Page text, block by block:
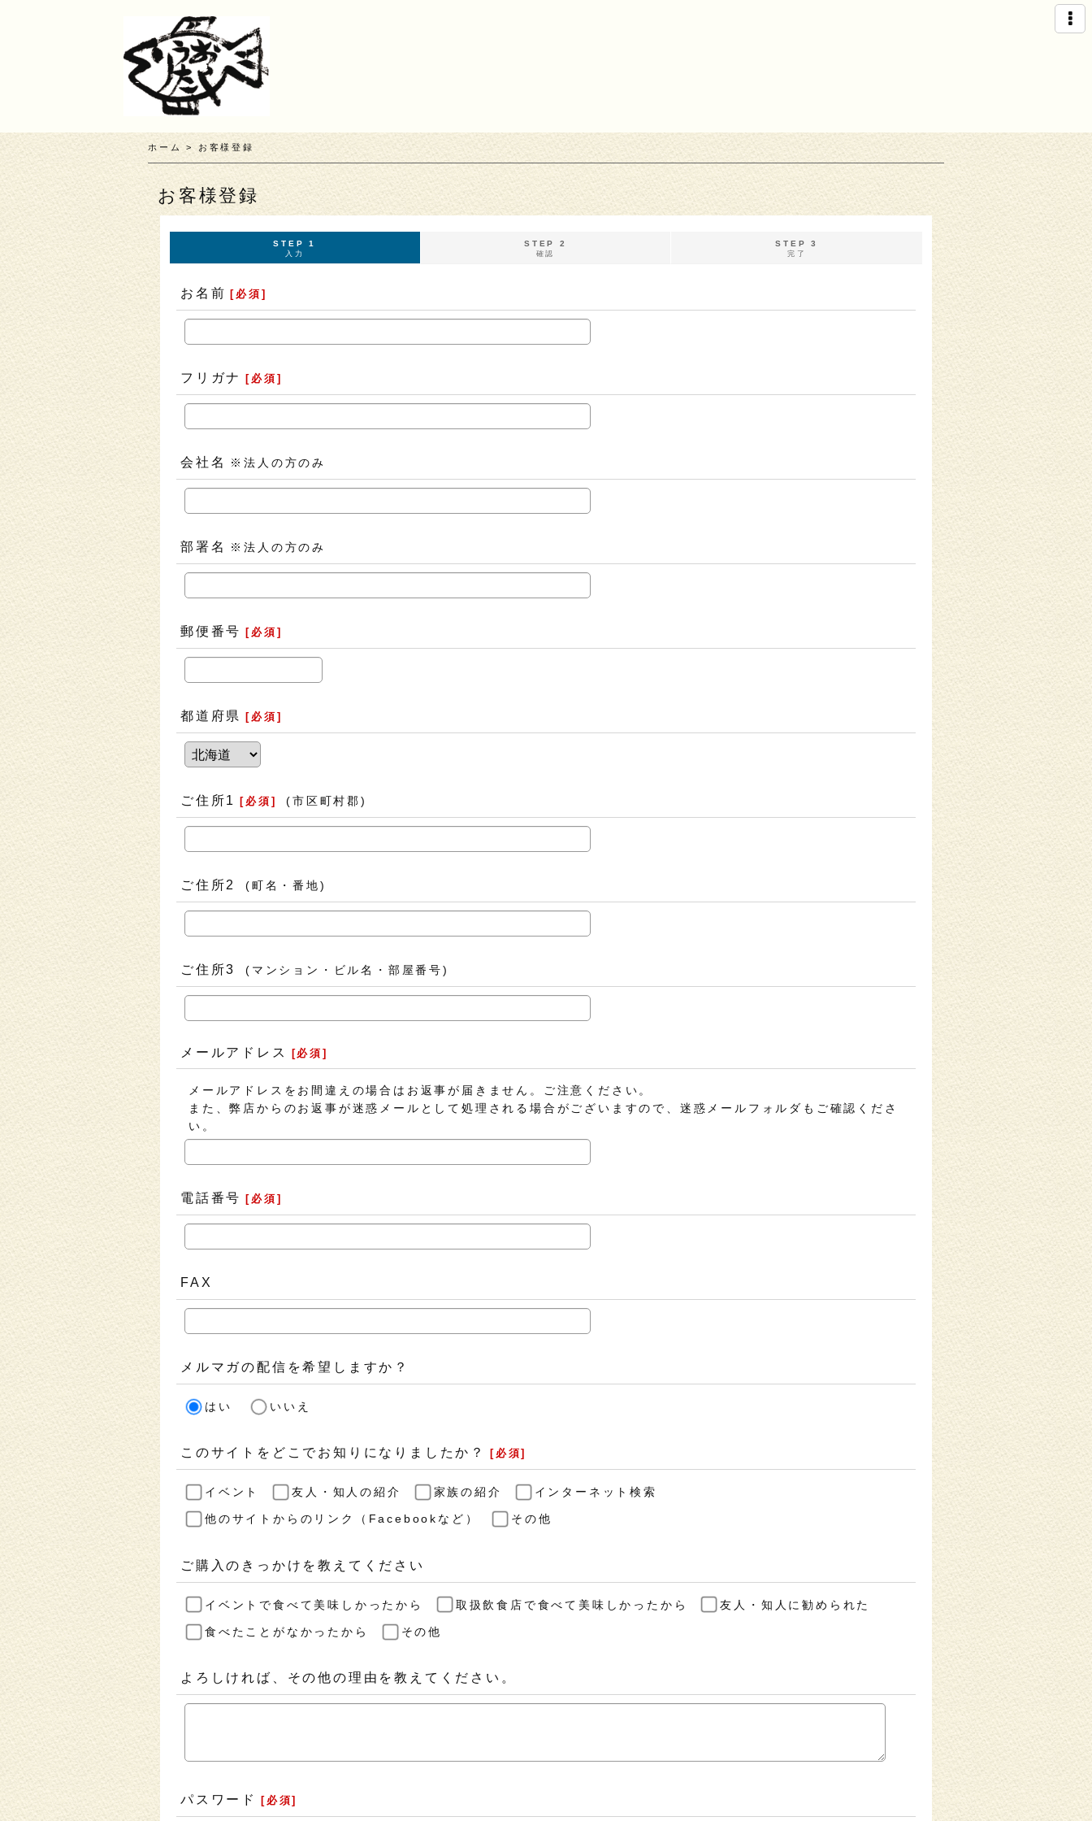
ホーム > お客様登録
お客様登録
STEP 1
入力
STEP 2
確認
STEP 3
完了
お名前 [ 必須 ]
フリガナ [ 必須 ]
会社名 ※法人の方のみ
部署名 ※法人の方のみ
郵便番号 [ 必須 ]
都道府県 [ 必須 ]
ご住所1 [ 必須 ] (市区町村郡)
ご住所2 (町名・番地)
ご住所3 (マンション・ビル名・部屋番号)
メールアドレス [必須]
メールアドレスをお間違えの場合はお返事が届きません。ご注意ください。
また、弊店からのお返事が迷惑メールとして処理される場合がございますので、迷惑メールフォルダもご確認くださ
い。
電話番号 [ 必須 ]
FAX
メルマガの配信を希望しますか？
はい いいえ
このサイトをどこでお知りになりましたか？ [ 必須]
イベント 友人・知人の紹介 家族の紹介 インターネット検索
他のサイトからのリンク（Facebookなど） その他
ご購入のきっかけを教えてください
イベントで食べて美味しかったから 取扱飲食店で食べて美味しかったから 友人・知人に勧められた
食べたことがなかったから その他
よろしければ、その他の理由を教えてください。
パスワード [ 必須]